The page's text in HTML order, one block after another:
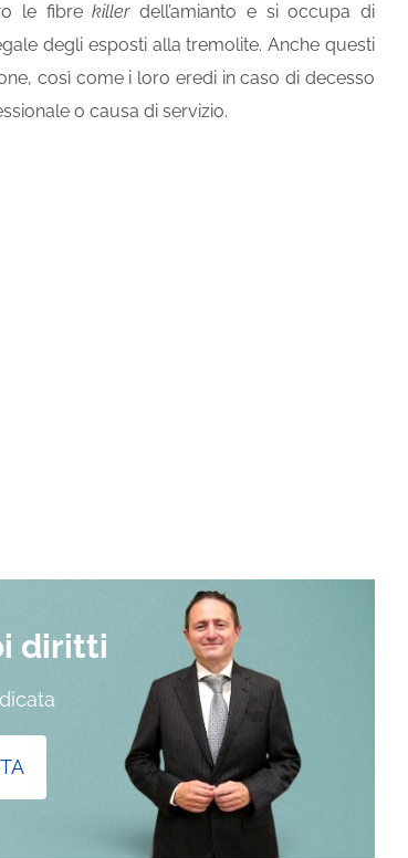
le fibrekillerdell’amianto e si occupa di
degli esposti alla tremolite. Anche questi
così come i loro eredi in caso di decesso
o causa di servizio.
diritti